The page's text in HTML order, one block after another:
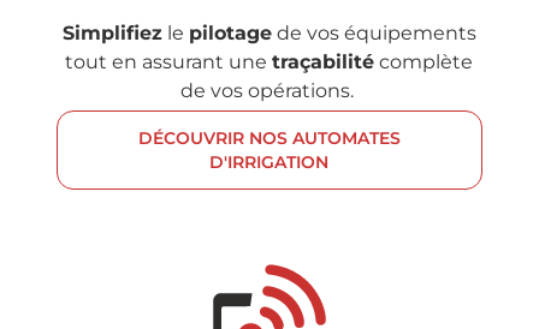
Simplifiezle pilotagede vos équipements
tout en assurant unetraçabilité complète
de vos opérations.
DÉCOUVRIR NOS AUTOMATES
D'IRRIGATION